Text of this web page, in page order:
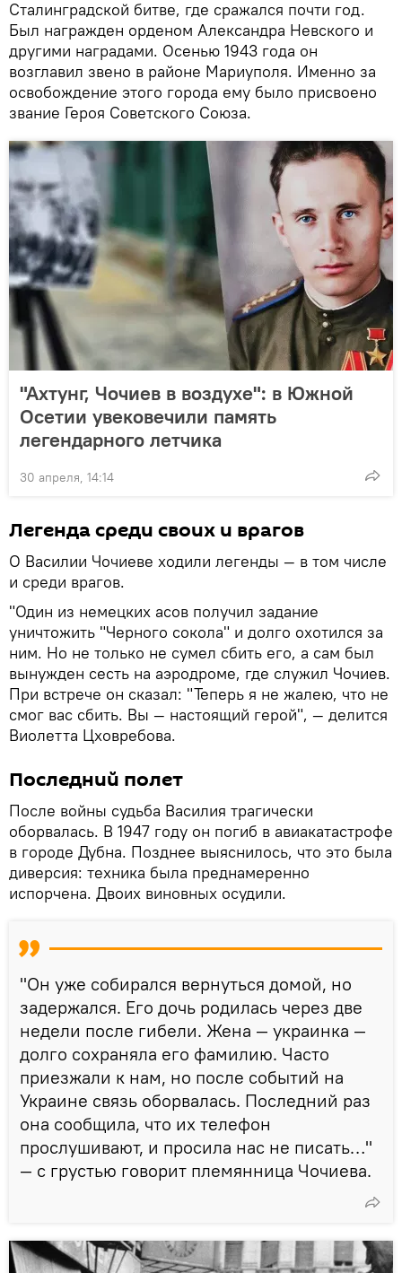
Сталинградской битве, где сражался почти год.
Был награжден орденом Александра Невского и
другими наградами. Осенью 1943 года он
возглавил звено в районе Мариуполя. Именно за
освобождение этого города ему было присвоено
звание Героя Советского Союза.
"Ахтунг, Чочиев в воздухе": в Южной
Осетии увековечили память
легендарного летчика
30 апреля, 14:14
Легенда среди своих и врагов
О Василии Чочиеве ходили легенды — в том числе
и среди врагов.
"Один из немецких асов получил задание
уничтожить "Черного сокола" и долго охотился за
ним. Но не только не сумел сбить его, а сам был
вынужден сесть на аэродроме, где служил Чочиев.
При встрече он сказал: "Теперь я не жалею, что не
смог вас сбить. Вы — настоящий герой", — делится
Виолетта Цховребова.
Последний полет
После войны судьба Василия трагически
оборвалась. В 1947 году он погиб в авиакатастрофе
в городе Дубна. Позднее выяснилось, что это была
диверсия: техника была преднамеренно
испорчена. Двоих виновных осудили.
"Он уже собирался вернуться домой, но
задержался. Его дочь родилась через две
недели после гибели. Жена — украинка —
долго сохраняла его фамилию. Часто
приезжали к нам, но после событий на
Украине связь оборвалась. Последний раз
она сообщила, что их телефон
прослушивают, и просила нас не писать…"
— с грустью говорит племянница Чочиева.